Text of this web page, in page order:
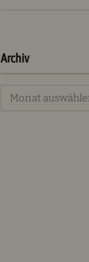
Archiv
Archiv